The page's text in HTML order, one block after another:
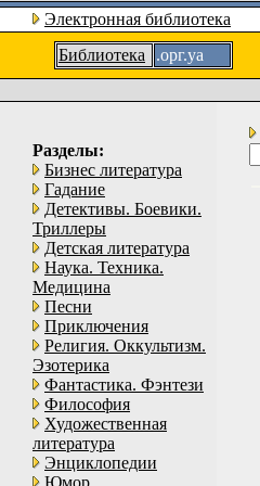
Электронная библиотека
Библиотека
.орг.уа
Разделы:
Бизнес литература
Гадание
Детективы. Боевики.
Триллеры
Детская литература
Наука. Техника.
Медицина
Песни
Приключения
Религия. Оккультизм.
Эзотерика
Фантастика. Фэнтези
Философия
Художественная
литература
Энциклопедии
Юмор